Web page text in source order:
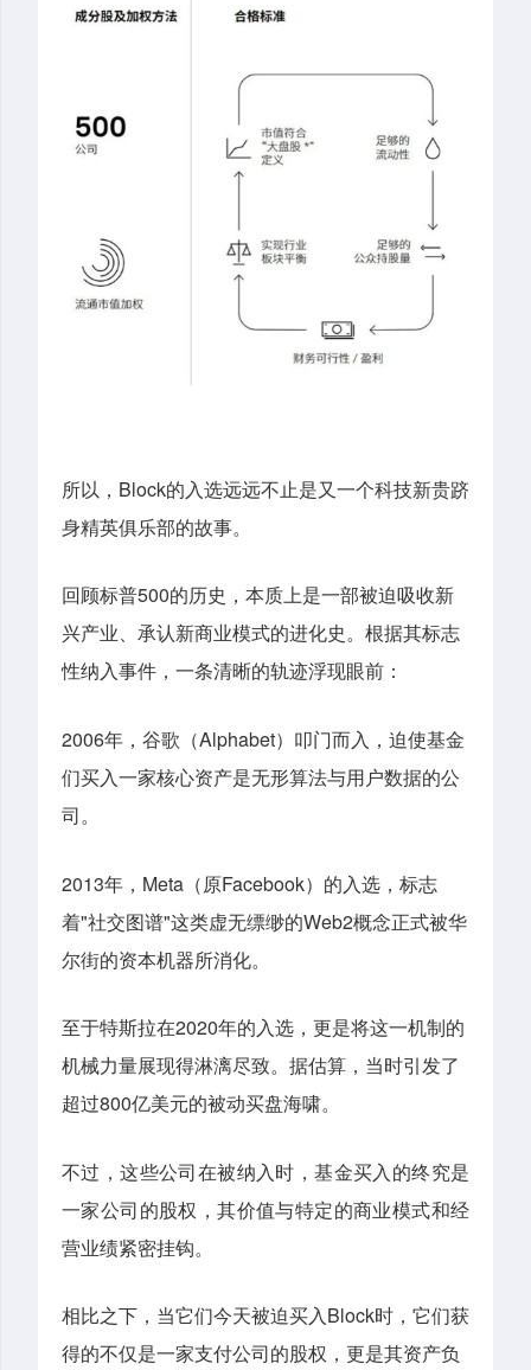
所以， Block的入选远远不止是又一个科技新贵跻
身精英俱乐部的故事。
回顾标普500的历史，本质上是一部被迫吸收新
兴产业、承认新商业模式的进化史。根据其标志
性纳入事件，一条清晰的轨迹浮现眼前：
2006年，谷歌（Alphabet）叩门而入，迫使基金
们买入一家核心资产是无形算法与用户数据的公
司。
2013年， Meta （原Facebook）的入选，标志
着"社交图谱"这类虚无缥缈的Web2概念正式被华
尔街的资本机器所消化。
至于特斯拉在2020年的入选，更是将这一机制的
机械力量展现得淋漓尽致。据估算，当时引发了
超过800亿美元的被动买盘海啸。
不过，这些公司在被纳入时，基金买入的终究是
一家公司的股权，其价值与特定的商业模式和经
营业绩紧密挂钩。
相比之下，当它们今天被迫买入Block时，它们获
得的不仅是一家支付公司的股权，更是其资产负